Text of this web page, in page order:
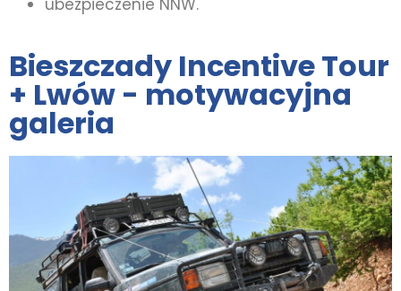
Bieszczady Incentive Tour
+ Lwów - motywacyjna
galeria